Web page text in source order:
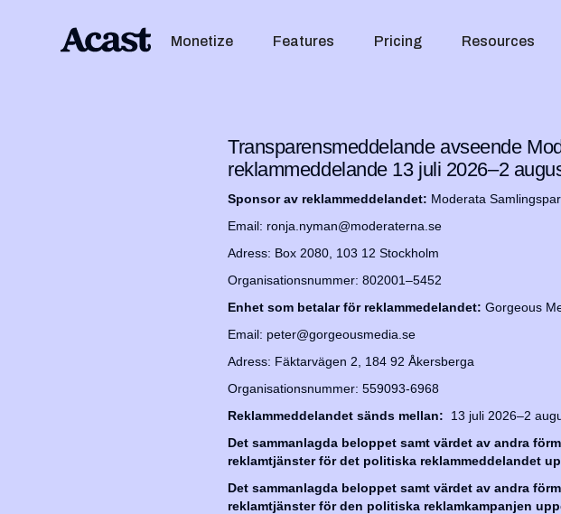
Monetize Features Pricing Resources
Transparensmeddelande avseende
reklammeddelande 13 juli 2026–2
Sponsor av reklammeddelandet: Moderata
Email: ronja.nyman@moderaterna.se
Adress: Box 2080, 103 12 Stockholm
Organisationsnummer: 802001–5452
Enhet som betalar för reklammedelandet: Gorgeous
Email: peter@gorgeousmedia.se
Adress: Fäktarvägen 2, 184 92 Åkersberga
Organisationsnummer: 559093-6968
Reklammeddelandet sänds mellan:
13 juli 2026–2
Det sammanlagda beloppet samt värdet av andra
reklamtjänster för det politiska reklammeddelandet
Det sammanlagda beloppet samt värdet av andra
reklamtjänster för den politiska reklamkampanjen